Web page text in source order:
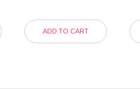
ADD TO CART